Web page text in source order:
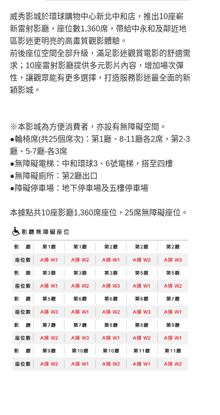
威秀影城於環球購物中心新北中和店，推出10座嶄
新雷射影廳，座位數1,360席，帶給中永和及鄰近地
區影迷更明亮的高畫質觀影體驗。
前後座位空間全部升級，滿足影迷觀賞電影的舒適需
求；10座雷射影廳提供多元影片內容，增加場次彈
性，讓觀眾能有更多選擇，打造服務影迷最全面的新
穎影城。
※本影城為方便消費者，亦設有無障礙空間。
●輪椅席(共25個席次)：第1廳、8-11廳各2席，第2-3
廳、5-7廳-各3席
●無障礙電梯：中和環球3、6號電梯，搭至四樓
●無障礙廁所：第2廳出口
●障礙停車場：地下停車場及五樓停車場
本據點共10座影廳1,360席座位，25席無障礙座位。